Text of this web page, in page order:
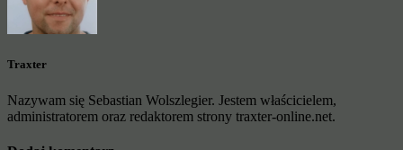
Traxter
Nazywam się Sebastian Wolszlegier. Jestem właścicielem,
administratorem oraz redaktorem strony traxter-online.net.